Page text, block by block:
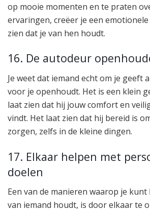
op mooie momenten en te praten
ervaringen, creëer je een
zien dat je van hen houdt.
16. De autodeur
Je weet dat iemand echt om je geeft
voor je openhoudt. Het is een klein
laat zien dat hij jouw comfort en
vindt. Het laat zien dat hij bereid is
zorgen, zelfs in de kleine dingen.
17. Elkaar helpen met
doelen
Een van de manieren waarop je kunt
van iemand houdt, is door elkaar te